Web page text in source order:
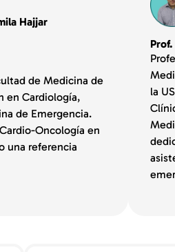
Hajjar
de Medicina de
en Cardiología,
de Emergencia.
Oncología en
una referencia
la